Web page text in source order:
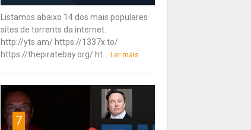
Listamos abaixo 14 dos mais populares
sites de torrents da internet.
http://yts.am/ https://1337x.to/
https://thepiratebay.org/ ht...
Ler mais
7